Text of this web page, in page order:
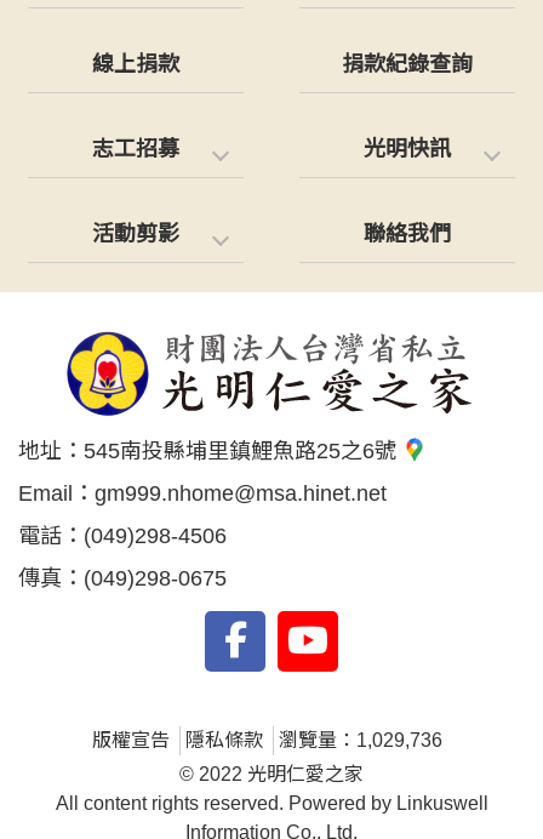
線上捐款 捐款紀錄查詢
志工招募 光明快訊
活動剪影 聯絡我們
地址： 545南投縣埔里鎮鯉魚路25之6號
Email： gm999.nhome@msa.hinet.net
電話： (049)298-4506
傳真： (049)298-0675
版權宣告 隱私條款
瀏覽量：1,029,736
© 2022 光明仁愛之家
All content rights reserved. Powered by Linkuswell
Information Co., Ltd.